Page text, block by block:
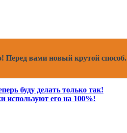
Перед вами новый крутой способ.
буду делать только так!
используют его на 100%!